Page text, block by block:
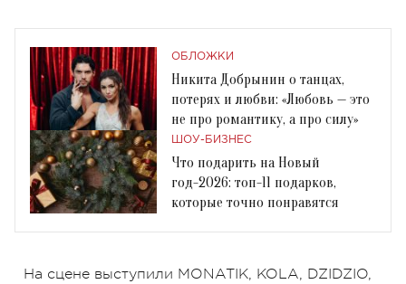
ОБЛОЖКИ
Никита Добрынин о танцах,
потерях и любви: «Любовь — это
не про романтику, а про силу»
ШОУ-БИЗНЕС
Что подарить на Новый
год-2026: топ-11 подарков,
которые точно понравятся
На сцене выступили MONATIK, KOLA, DZIDZIO,